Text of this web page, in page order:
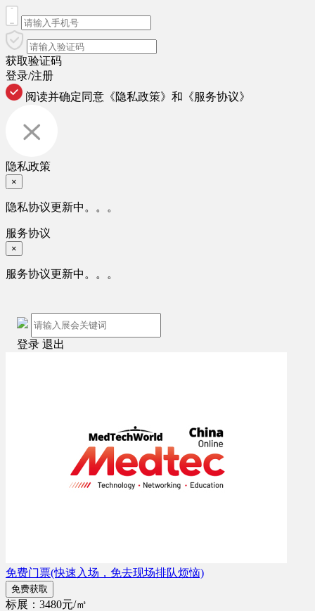
获取验证码
登录/注册
阅读并确定同意 《隐私政策》 和 《服务协议》
隐私政策
×
隐私协议更新中。。。
服务协议
×
服务协议更新中。。。
登录 退出
免费门票(快速入场，免去现场排队烦恼)
免费获取
标展：3480元/㎡